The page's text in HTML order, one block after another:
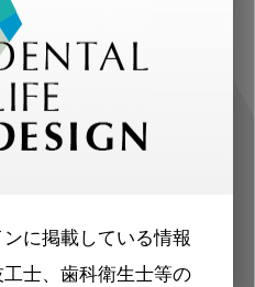
に掲載している情報
士、歯科衛生士等の
種（歯科医師、歯
士）に合わせた内
をお届けします。